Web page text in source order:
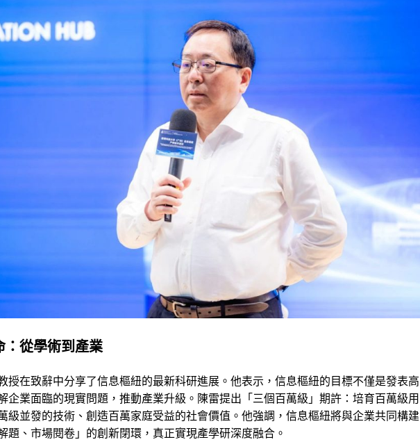
從學術到產業
授在致辭中分享了信息樞紐的最新科研進展。他表示，信息樞紐的目標不僅是發表高
企業面臨的現實問題，推動產業升級。陳雷提出「三個百萬級」期許：培育百萬級用
級並發的技術、創造百萬家庭受益的社會價值。他強調，信息樞紐將與企業共同構建
題、市場閱卷」的創新閉環，真正實現產學研深度融合。